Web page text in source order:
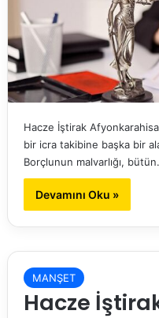
Hacze İştirak
bir icra takibine başka bir
Borçlunun malvarlığı,
Devamını Oku »
MANŞET
Hacze